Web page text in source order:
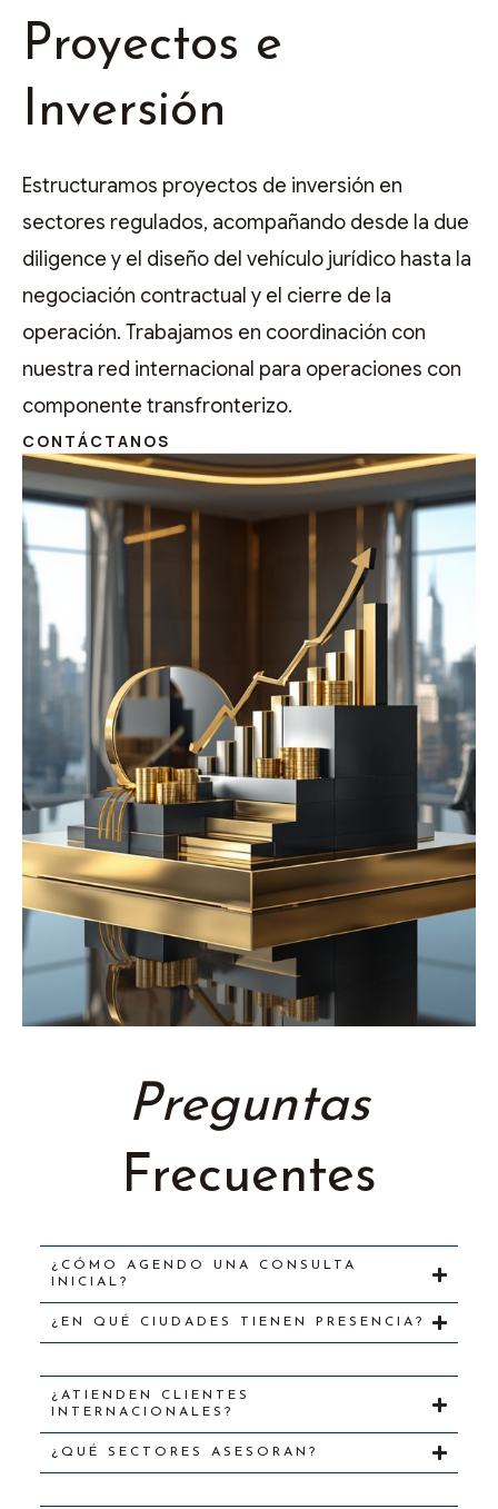
Proyectos e
Inversión
Estructuramos proyectos de inversión en
sectores regulados, acompañando desde la due
diligence y el diseño del vehículo jurídico hasta la
negociación contractual y el cierre de la
operación. Trabajamos en coordinación con
nuestra red internacional para operaciones con
componente transfronterizo.
CONTÁCTANOS
Preguntas
Frecuentes
¿CÓMO AGENDO UNA CONSULTA
INICIAL?
¿EN QUÉ CIUDADES TIENEN PRESENCIA?
¿ATIENDEN CLIENTES
INTERNACIONALES?
¿QUÉ SECTORES ASESORAN?